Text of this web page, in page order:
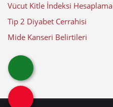
Vücut Kitle İndeksi Hesaplama
Tip 2 Diyabet Cerrahisi
Mide Kanseri Belirtileri